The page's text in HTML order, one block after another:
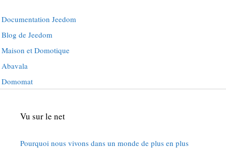
Documentation Jeedom
Blog de Jeedom
Maison et Domotique
Abavala
Domomat
Vu sur le net
Pourquoi nous vivons dans un monde de plus en plus